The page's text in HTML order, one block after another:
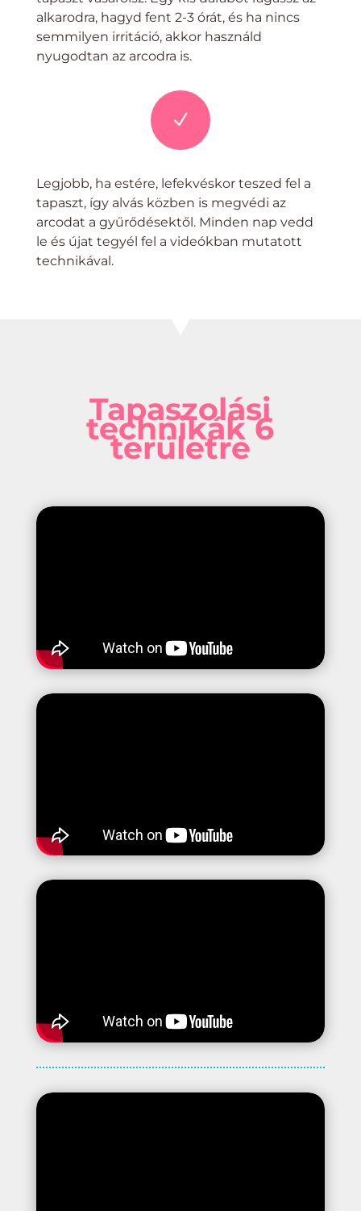
alkarodra, hagyd fent 2-3 órát, és ha nincs
semmilyen irritáció, akkor használd
nyugodtan az arcodra is.
N
Legjobb, ha estére, lefekvéskor teszed fel a
tapaszt, így alvás közben is megvédi az
arcodat a gyűrődésektől. Minden nap vedd
le és újat tegyél fel a videókban mutatott
technikával.
Tapaszolási
technikák 6
területre